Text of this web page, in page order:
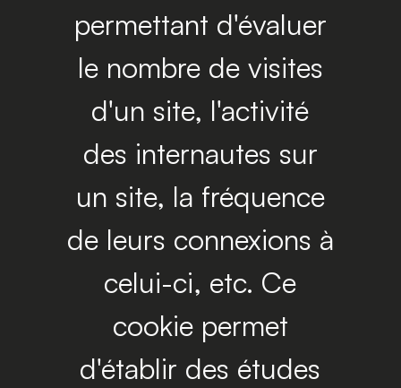
permettant d'évaluer
le nombre de visites
d'un site, l'activité
des internautes sur
un site, la fréquence
de leurs connexions à
celui-ci, etc. Ce
cookie permet
d'établir des études